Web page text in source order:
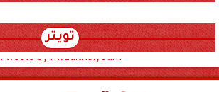
تويتر
Tweets by hwadithalyoum